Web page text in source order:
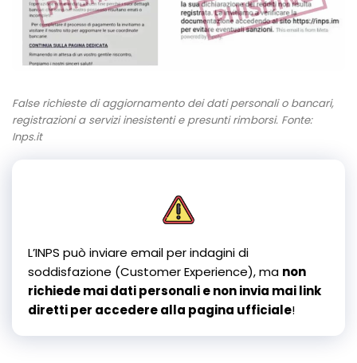
False richieste di aggiornamento dei dati personali o bancari,
registrazioni a servizi inesistenti e presunti rimborsi. Fonte:
Inps.it
L’INPS può inviare email per indagini di
soddisfazione (Customer Experience), ma non
richiede mai dati personali e non invia mai link
diretti per accedere alla pagina ufficiale!